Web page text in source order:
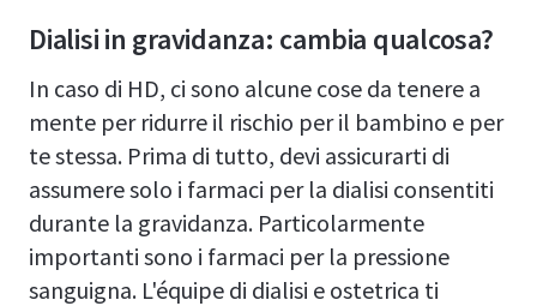
Dialisi in gravidanza: cambia qualcosa?
In caso di HD, ci sono alcune cose da tenere a
mente per ridurre il rischio per il bambino e per
te stessa. Prima di tutto, devi assicurarti di
assumere solo i farmaci per la dialisi consentiti
durante la gravidanza. Particolarmente
importanti sono i farmaci per la pressione
sanguigna. L'équipe di dialisi e ostetrica ti